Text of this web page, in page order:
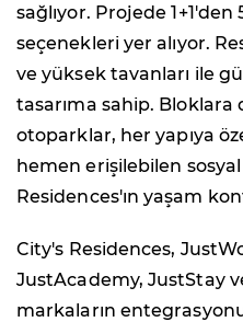
sağlıyor. Projede
seçenekleri yer alıyor.
ve yüksek tavanları ile
tasarıma sahip.
otoparklar, her yapıya
hemen erişilebilen
Residences'ın yaşam
City's Residences,
JustAcademy, JustStay
markaların